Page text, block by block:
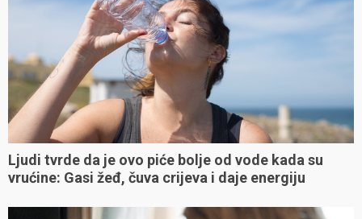
Ljudi tvrde da je ovo piće bolje od vode kada su
vrućine: Gasi žeđ, čuva crijeva i daje energiju